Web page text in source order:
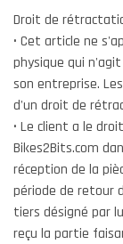
Droit de
• Cet article ne
physique qui
son entreprise.
d'un droit de
• Le client a le
Bikes2Bits.com
réception de la
période de retour
tiers désigné par
reçu la partie